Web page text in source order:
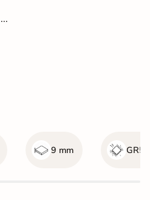
9 mm GR5